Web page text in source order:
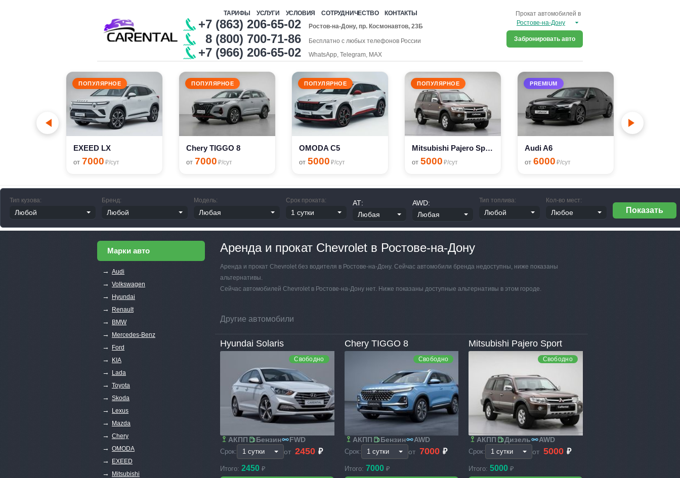
ТАРИФЫ УСЛУГИ УСЛОВИЯ СОТРУДНИЧЕСТВО КОНТАКТЫ Прокат автомобилей в
Забронировать авто
+7 (863) 206-65-02 Ростов-на-Дону, пр. Космонавтов, 23Б
8 (800) 700-71-86 Бесплатно с любых телефонов России
+7 (966) 206-65-02 WhatsApp, Telegram, MAX
ПОПУЛЯРНОЕ
EXEED LX
от 7000 ₽/сут
ПОПУЛЯРНОЕ
Chery TIGGO 8
от 7000 ₽/сут
ПОПУЛЯРНОЕ
OMODA C5
от 5000 ₽/сут
ПОПУЛЯРНОЕ
Mitsubishi Pajero Sport
от 5000 ₽/сут
PREMIUM
Audi A6
от 6000 ₽/сут
Тип кузова: Бренд: Модель: Срок проката: АТ: AWD: Тип топлива: Кол-во мест:
Марки авто
→ Audi
→ Volkswagen
→ Hyundai
→ Renault
→ BMW
→ Mercedes-Benz
→ Ford
→ KIA
→ Lada
→ Toyota
→ Skoda
→ Lexus
→ Mazda
→ Chery
→ OMODA
→ EXEED
→ Mitsubishi
Аренда и прокат Chevrolet в Ростове-на-Дону
Аренда и прокат Chevrolet без водителя в Ростове-на-Дону. Сейчас автомобили бренда недоступны, ниже показаны
альтернативы.
Сейчас автомобилей Chevrolet в Ростове-на-Дону нет. Ниже показаны доступные альтернативы в этом городе.
Другие автомобили
Hyundai Solaris
Свободно
АКПП Бензин FWD
Срок: от 2450 ₽
Итого: 2450 ₽
Chery TIGGO 8
Свободно
АКПП Бензин AWD
Срок: от 7000 ₽
Итого: 7000 ₽
Mitsubishi Pajero Sport
Свободно
АКПП Дизель AWD
Срок: от 5000 ₽
Итого:5000 ₽